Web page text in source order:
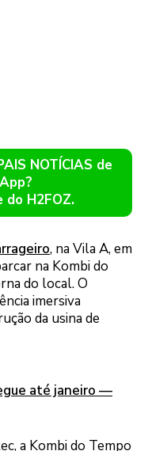
NOTÍCIAS de
do H2FOZ.
, na Vila A, em
na Kombi do
do local. O
imersiva
da usina de
até janeiro —
a Kombi do Tempo